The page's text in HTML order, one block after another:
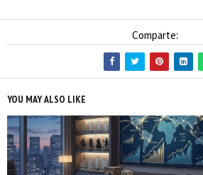
Comparte:
YOU MAY ALSO LIKE